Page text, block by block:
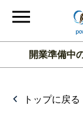
開業準備中
トップに戻る